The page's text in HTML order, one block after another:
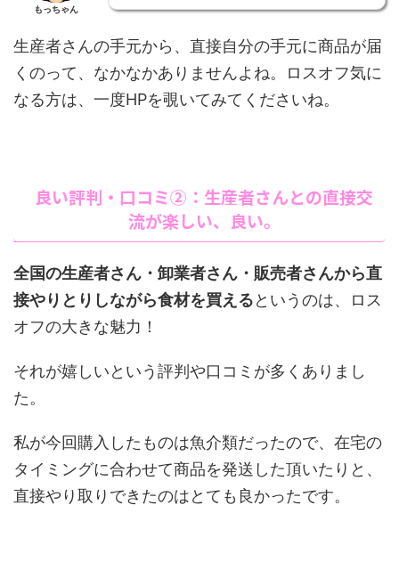
もっちゃん
生産者さんの手元から、直接自分の手元に商品が届
くのって、なかなかありませんよね。ロスオフ気に
なる方は、一度HPを覗いてみてくださいね。
良い評判・口コミ②：生産者さんとの直接交
流が楽しい、良い。
全国の生産者さん・卸業者さん・販売者さんから直
接やりとりしながら食材を買えるというのは、ロス
オフの大きな魅力！
それが嬉しいという評判や口コミが多くありまし
た。
私が今回購入したものは魚介類だったので、在宅の
タイミングに合わせて商品を発送した頂いたりと、
直接やり取りできたのはとても良かったです。